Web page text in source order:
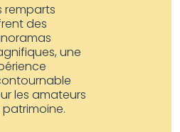
remparts
des
une
les amateurs